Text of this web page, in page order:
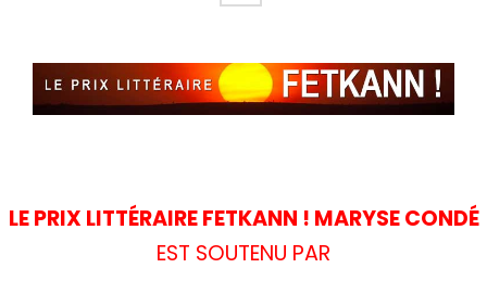
LE PRIX LITTÉRAIRE FETKANN ! MARYSE CONDÉ
EST SOUTENU PAR